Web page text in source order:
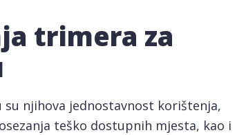
trimera za
njihova jednostavnost korištenja,
teško dostupnih mjesta, kao i